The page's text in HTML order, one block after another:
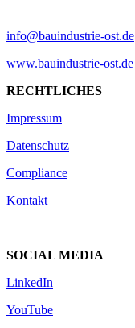
info@bauindustrie-ost.de
www.bauindustrie-ost.de
RECHTLICHES
Impressum
Datenschutz
Compliance
Kontakt
SOCIAL MEDIA
LinkedIn
YouTube